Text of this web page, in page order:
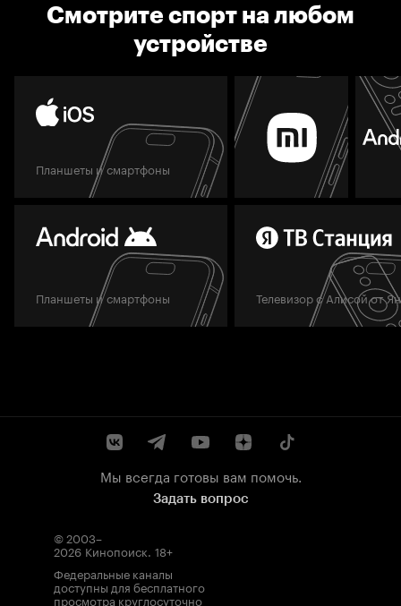
Смотрите спорт на любом
устройстве
Планшеты и смартфоны
Планшеты и смартфоны Телевизор с Алисой от
Мы всегда готовы вам помочь.
Задать вопрос
© 2003–
2026 Кинопоиск. 18+
Федеральные каналы
доступны для бесплатного
просмотра круглосуточно